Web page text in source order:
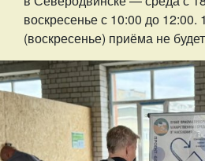
воскресенье с 10:00 до 12:00.
(воскресенье) приёма не